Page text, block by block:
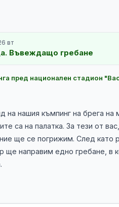
Ден 1 · 25 август 2026 вт
Въвеждащо гребане
пред национален стадион
на нашия къмпинг на брега на
са на палатка. За тези от
ще се погрижим. След като
ще направим едно гребане, в